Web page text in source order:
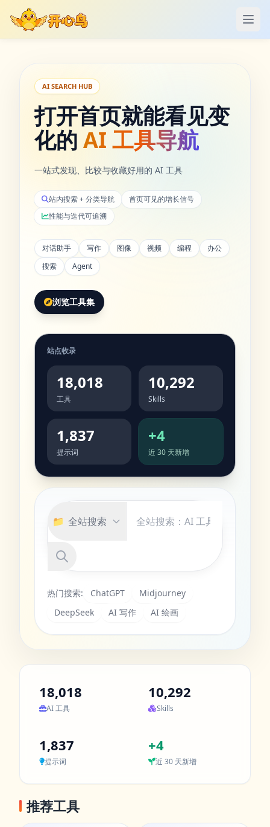
打开
AI SEARCH HUB
打开首页就能看见变
化的 AI 工具导航
一站式发现、比较与收藏好用的 AI 工具
站内搜索 + 分类导航
首页可见的增长信号
性能与迭代可追溯
对话助手 写作 图像 视频 编程
办公
搜索
Agent
浏览工具集
站点收录
18,018
工具
10,292
Skills
1,837
提示词
+4
近 30 天新增
📁 全站搜索
热门搜索: ChatGPT
Midjourney
DeepSeek
AI 写作 AI 绘画
18,018
AI 工具
10,292
Skills
1,837
提示词
+4
近 30 天新增
推荐工具